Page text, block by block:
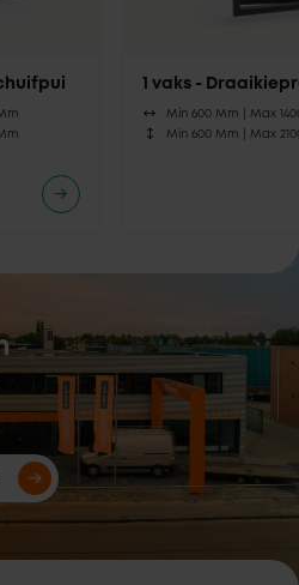
1 vaks -
Min 600 Mm |Max
Min 600 Mm |Max